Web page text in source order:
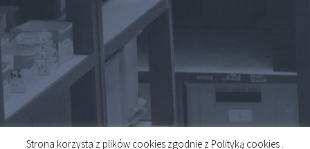
Strona korzysta z plików cookies zgodnie z Polityką cookies .